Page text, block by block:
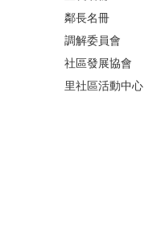
鄰長名冊
調解委員會
社區發展協會
里社區活動中心